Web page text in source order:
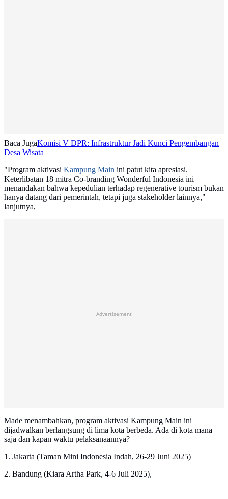
Baca JugaKomisi V DPR: Infrastruktur Jadi Kunci Pengembangan
Desa Wisata
"Program aktivasi Kampung Main ini patut kita apresiasi.
Keterlibatan 18 mitra Co-branding Wonderful Indonesia ini
menandakan bahwa kepedulian terhadap regenerative tourism bukan
hanya datang dari pemerintah, tetapi juga stakeholder lainnya,"
lanjutnya,
Advertisement
Made menambahkan, program aktivasi Kampung Main ini
dijadwalkan berlangsung di lima kota berbeda. Ada di kota mana
saja dan kapan waktu pelaksanaannya?
1. Jakarta (Taman Mini Indonesia Indah, 26-29 Juni 2025)
2. Bandung (Kiara Artha Park, 4-6 Juli 2025),